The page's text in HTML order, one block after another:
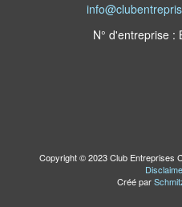
N° d'entreprise :
Copyright © 2023 Club Entreprises
Créé par